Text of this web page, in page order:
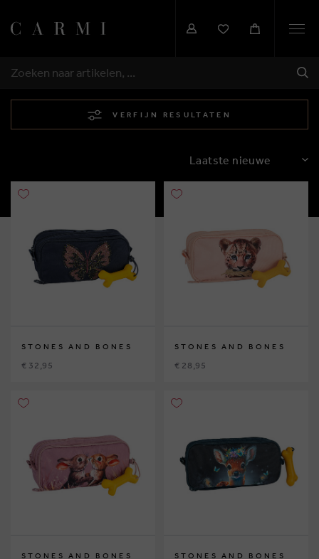
ZOEKEN
VERFIJN RESULTATEN
SORTEREN
STONES AND BONES
€ 32,95
STONES AND BONES
€ 28,95
STONES AND BONES STONES AND BONES